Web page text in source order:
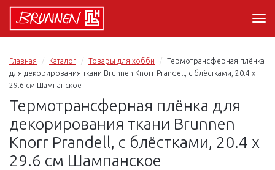
Главная Каталог Товары для хобби
Термотрансферная плёнка
для декорирования ткани Brunnen Knorr Prandell, с блёстками, 20.4 х
29.6 см Шампанское
Термотрансферная плёнка для
декорирования ткани Brunnen
Knorr Prandell, с блёстками, 20.4 х
29.6 см Шампанское